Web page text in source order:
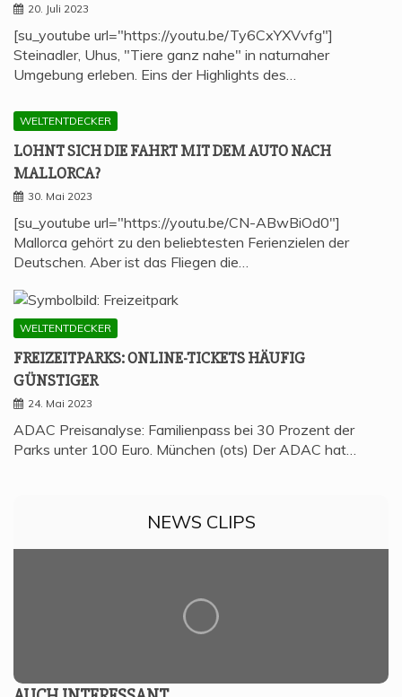
20. Juli 2023
[su_youtube url="https://youtu.be/Ty6CxYXVvfg"]
Steinadler, Uhus, "Tiere ganz nahe" in naturnaher
Umgebung erleben. Eins der Highlights des…
WELTENTDECKER
LOHNT SICH DIE FAHRT MIT DEM AUTO NACH
MALLORCA?
30. Mai 2023
[su_youtube url="https://youtu.be/CN-ABwBiOd0"]
Mallorca gehört zu den beliebtesten Ferienzielen der
Deutschen. Aber ist das Fliegen die…
WELTENTDECKER
FREI­ZEIT­PARKS: ONLINE-TICKETS HÄU­FIG
GÜNSTIGER
24. Mai 2023
ADAC Preisanalyse: Familienpass bei 30 Prozent der
Parks unter 100 Euro. München (ots) Der ADAC hat…
NEWS CLIPS